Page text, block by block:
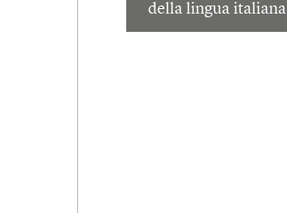
della lingua italiana